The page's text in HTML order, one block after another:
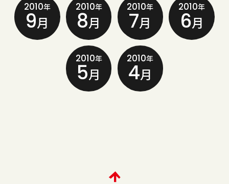
2010年
9月
2010年
8月
2010年
7月
2010年
6月
2010年
5月
2010年
4月